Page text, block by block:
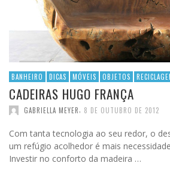
BANHEIRO DICAS MÓVEIS OBJETOS
CADEIRAS HUGO FRANÇA
GABRIELLA MEYER, 8 DE OUTUBRO DE 2012
Com tanta tecnologia ao seu redor, o
um refúgio acolhedor é mais
Investir no conforto da madeira …